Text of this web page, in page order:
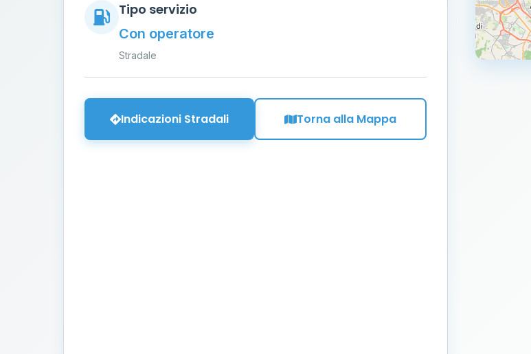
Tipo servizio
Con operatore
Stradale
Indicazioni Stradali Torna alla Mappa